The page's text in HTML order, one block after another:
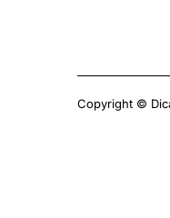
Copyright ©